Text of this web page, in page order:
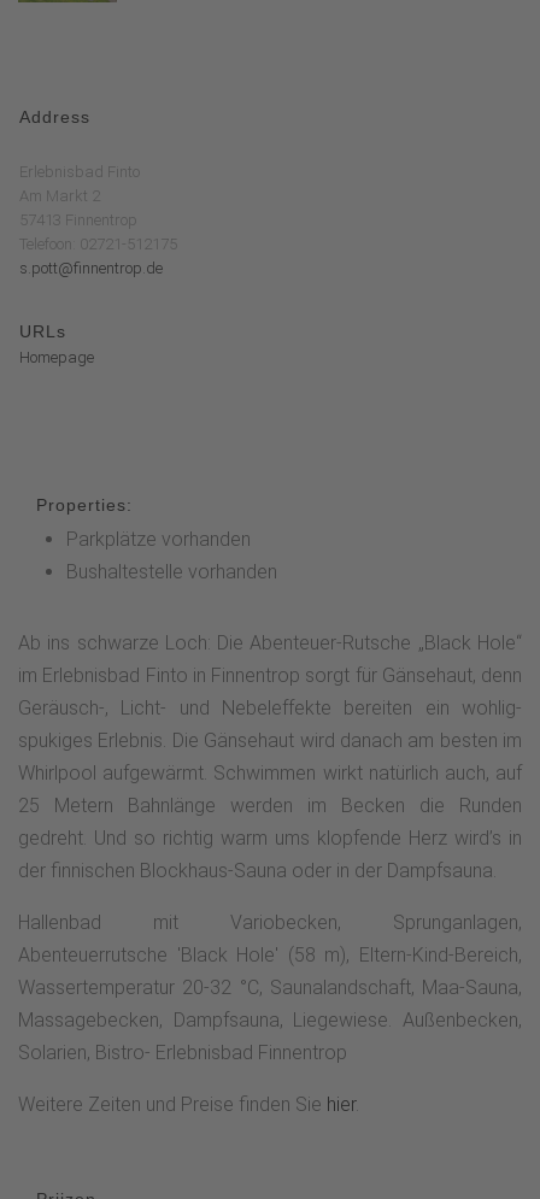
Address
Erlebnisbad Finto
Am Markt 2
57413 Finnentrop
Telefoon: 02721-512175
s.pott@finnentrop.de
URLs
Homepage
Properties:
Parkplätze vorhanden
Bushaltestelle vorhanden
Ab ins schwarze Loch: Die Abenteuer-Rutsche „Black Hole“
im Erlebnisbad Finto in Finnentrop sorgt für Gänsehaut, denn
Geräusch-, Licht- und Nebeleffekte bereiten ein wohlig-
spukiges Erlebnis. Die Gänsehaut wird danach am besten im
Whirlpool aufgewärmt. Schwimmen wirkt natürlich auch, auf
25 Metern Bahnlänge werden im Becken die Runden
gedreht. Und so richtig warm ums klopfende Herz wird’s in
der finnischen Blockhaus-Sauna oder in der Dampfsauna.
Hallenbad mit Variobecken, Sprunganlagen,
Abenteuerrutsche 'Black Hole' (58 m), Eltern-Kind-Bereich,
Wassertemperatur 20-32 °C, Saunalandschaft, Maa-Sauna,
Massagebecken, Dampfsauna, Liegewiese. Außenbecken,
Solarien, Bistro- Erlebnisbad Finnentrop
Weitere Zeiten und Preise finden Sie hier.